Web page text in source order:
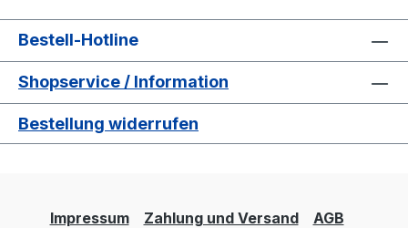
Bestell-Hotline
Shopservice / Information
Bestellung widerrufen
Impressum Zahlung und Versand
AGB